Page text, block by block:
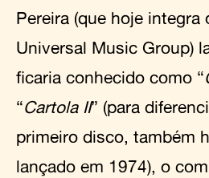
Pereira (que hoje integra
Universal Music Group)
ficaria conhecido como “
“Cartola II” (para
primeiro disco, também
lançado em 1974), o